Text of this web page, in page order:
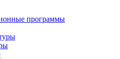
программы